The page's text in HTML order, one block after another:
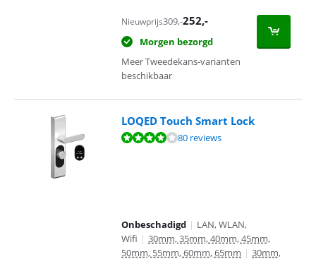
Nieuwprijs309,-252,-
Morgen bezorgd
Meer Tweedekans-varianten
beschikbaar
LOQED Touch Smart Lock
Beoordeling is 8,2 van de 10, gebaseerd op 80 reviews.
80 reviews
Onbeschadigd | LAN, WLAN,
Wifi | 30mm, 35mm, 40mm, 45mm,
50mm, 55mm, 60mm, 65mm | 30mm,